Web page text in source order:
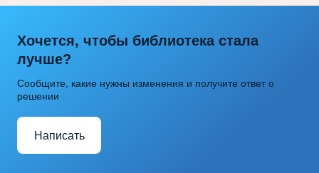
Хочется, чтобы библиотека стала
лучше?
Сообщите, какие нужны изменения и получите ответ о
решении
Написать